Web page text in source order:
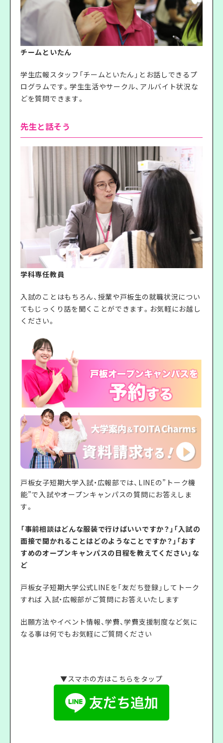
チームといたん
学生広報スタッフ「チームといたん」とお話しできるプ
ログラムです。学生生活やサークル、アルバイト状況な
どを質問できます。
先生と話そう
学科専任教員
入試のことはもちろん、授業や戸板生の就職状況につい
てもじっくり話を聞くことができます。お気軽にお越し
ください。
戸板女子短期大学入試・広報部では、LINEの”トーク機
能”で入試やオープンキャンパスの質問にお答えしま
す。
「事前相談はどんな服装で行けばいいですか？」「入試の
面接で聞かれることはどのようなことですか？」「おす
すめのオープンキャンパスの日程を教えてください」な
ど
戸板女子短期大学公式LINEを「友だち登録」してトーク
すれば 入試・広報部がご質問にお答えいたします
出願方法やイベント情報、学費、学費支援制度など気に
なる事は何でもお気軽にご質問ください
▼スマホの方はこちらをタップ